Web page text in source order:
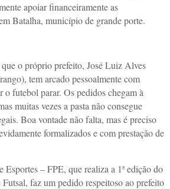
apoiar financeiramente as
Batalha, município de grande porte.
o próprio prefeito, José Luiz Alves
tem arcado pessoalmente com
o futebol parar. Os pedidos chegam à
muitas vezes a pasta não consegue
Boa vontade não falta, mas é preciso
formalizados e com prestação de
Esportes – FPE, que realiza a 1ª edição do
faz um pedido respeitoso ao prefeito